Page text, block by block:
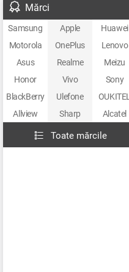
Mărci
Samsung Apple Huawei
Motorola
OnePlus Lenovo
Asus
Realme Meizu
Honor
Vivo Sony
BlackBerry
Ulefone OUKITEL
Allview
Sharp Alcatel
Toate mărcile